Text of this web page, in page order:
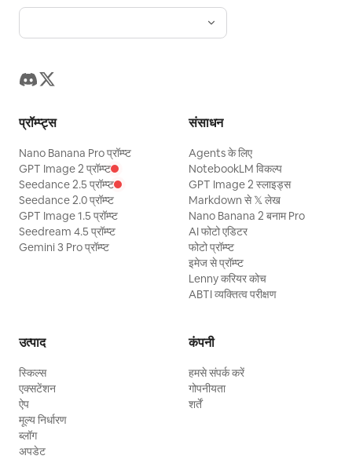
प्रॉम्प्ट्स
Nano Banana Pro प्रॉम्प्ट
GPT Image 2 प्रॉम्प्ट
Seedance 2.5 प्रॉम्प्ट
Seedance 2.0 प्रॉम्प्ट
GPT Image 1.5 प्रॉम्प्ट
Seedream 4.5 प्रॉम्प्ट
Gemini 3 Pro प्रॉम्प्ट
संसाधन
Agents के लिए
NotebookLM विकल्प
GPT Image 2 स्लाइड्स
Markdown से 𝕏 लेख
Nano Banana 2 बनाम Pro
AI फोटो एडिटर
फोटो प्रॉम्प्ट
इमेज से प्रॉम्प्ट
Lenny करियर कोच
ABTI व्यक्तित्व परीक्षण
उत्पाद
स्किल्स
एक्सटेंशन
ऐप
मूल्य निर्धारण
ब्लॉग
अपडेट
कंपनी
हमसे संपर्क करें
गोपनीयता
शर्तें